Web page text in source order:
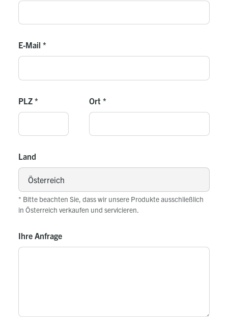
E-Mail *
PLZ * Ort *
Land
* Bitte beachten Sie, dass wir unsere Produkte ausschließlich
in Österreich verkaufen und servicieren.
Ihre Anfrage